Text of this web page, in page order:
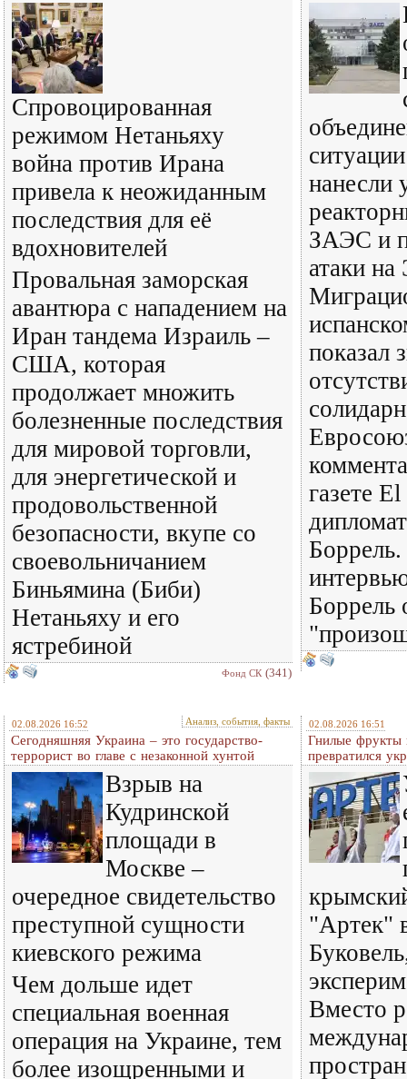
Спровоцированная
режимом Нетаньяху
война против Ирана
привела к неожиданным
последствия для её
вдохновителей
Провальная заморская
авантюра с нападением на
Иран тандема Израиль –
США, которая
продолжает множить
болезненные последствия
для мировой торговли,
для энергетической и
продовольственной
безопасности, вкупе со
своевольничанием
Биньямина (Биби)
Нетаньяху и его
ястребиной
Фонд СК (341)
нанесли
ЗАЭС и
атаки на
показал
газете
Боррель
02.08.2026 16:52 Анализ, события, факты
Сегодняшняя Украина – это государство-
террорист во главе с незаконной хунтой
Взрыв на
Кудринской
площади в
Москве –
очередное свидетельство
преступной сущности
киевского режима
Чем дольше идет
специальная военная
операция на Украине, тем
более изощренными и
02.08.2026 16:51
Гнилые фрукты
превратился
"Артек"
Вместо